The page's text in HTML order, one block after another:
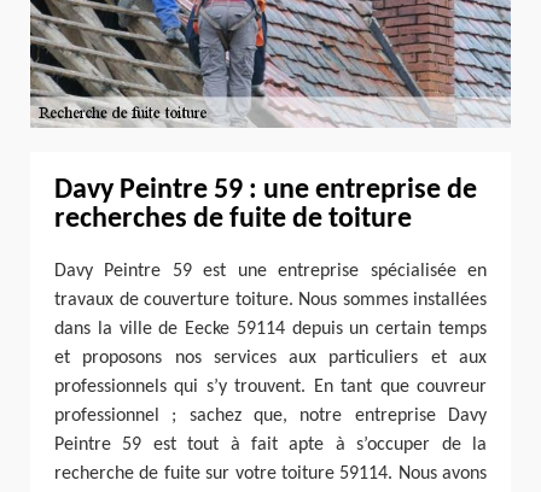
Davy Peintre 59 : une entreprise de
recherches de fuite de toiture
Davy Peintre 59 est une entreprise spécialisée en
travaux de couverture toiture. Nous sommes installées
dans la ville de Eecke 59114 depuis un certain temps
et proposons nos services aux particuliers et aux
professionnels qui s’y trouvent. En tant que couvreur
professionnel ; sachez que, notre entreprise Davy
Peintre 59 est tout à fait apte à s’occuper de la
recherche de fuite sur votre toiture 59114. Nous avons